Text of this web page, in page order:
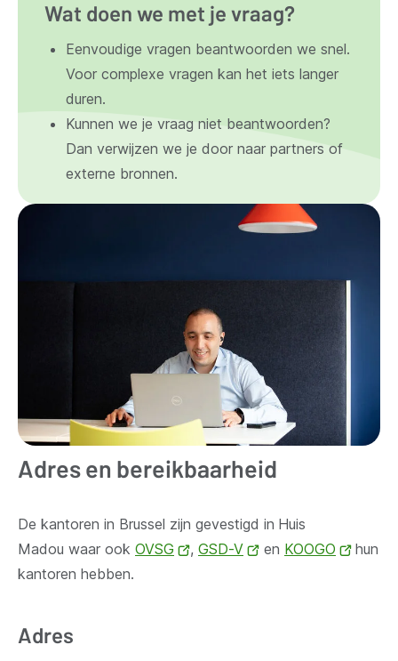
Wat doen we met je vraag?
Eenvoudige vragen beantwoorden we snel.
Voor complexe vragen kan het iets langer
duren.
Kunnen we je vraag niet beantwoorden?
Dan verwijzen we je door naar partners of
externe bronnen.
Adres en bereikbaarheid
De kantoren in Brussel zijn gevestigd in Huis
Madou waar ook OVSG
(opent
, GSD-V
(opent
en KOOGO
(opent
hun
kantoren hebben.
Adres